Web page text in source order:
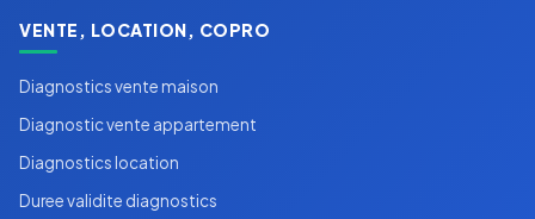
VENTE, LOCATION, COPRO
Diagnostics vente maison
Diagnostic vente appartement
Diagnostics location
Duree validite diagnostics